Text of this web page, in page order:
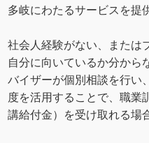
多岐にわたるサービスを提
社会人経験がない、または
自分に向いているか分から
バイザーが個別相談を行い
度を活用することで、職業
講給付金）を受け取れる場